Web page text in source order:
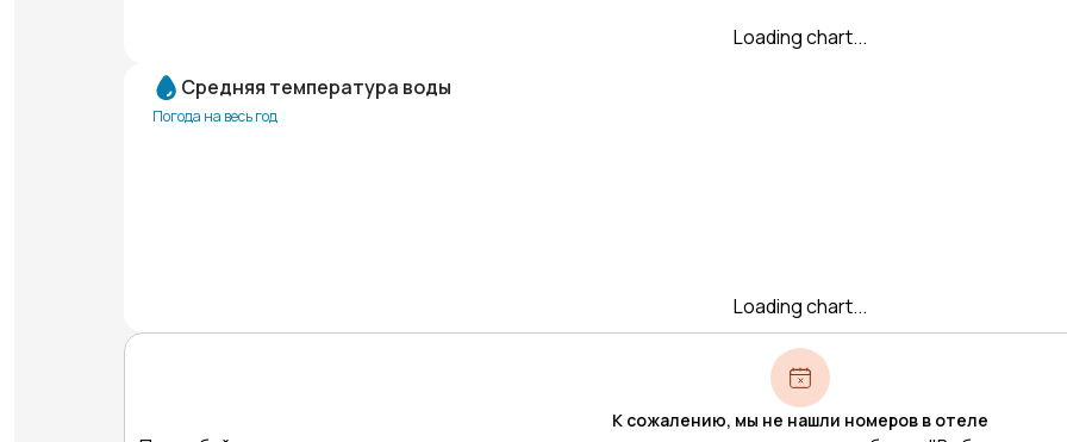
Loading chart...
Средняя температура воды
Погода на весь год
Loading chart...
К сожалению, мы не нашли номеров в отеле